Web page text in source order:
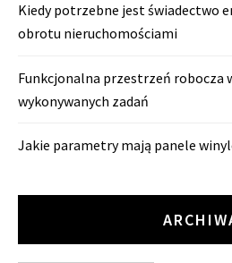
Kiedy potrzebne jest świadectwo
obrotu nieruchomościami
Funkcjonalna przestrzeń robocza
wykonywanych zadań
Jakie parametry mają panele